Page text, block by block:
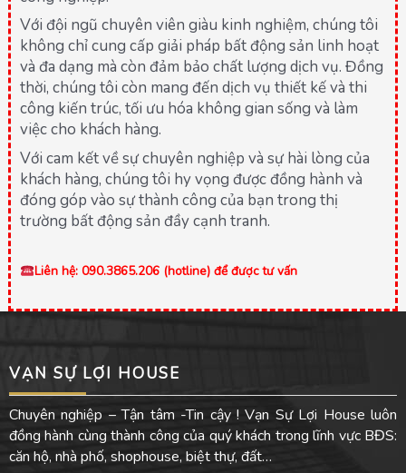
Với đội ngũ chuyên viên giàu kinh nghiệm, chúng tôi
không chỉ cung cấp giải pháp bất động sản linh hoạt
và đa dạng mà còn đảm bảo chất lượng dịch vụ. Đồng
thời, chúng tôi còn mang đến dịch vụ thiết kế và thi
công kiến trúc, tối ưu hóa không gian sống và làm
việc cho khách hàng.
Với cam kết về sự chuyên nghiệp và sự hài lòng của
khách hàng, chúng tôi hy vọng được đồng hành và
đóng góp vào sự thành công của bạn trong thị
trường bất động sản đầy cạnh tranh.
Liên hệ: 090.3865.206 (hotline) để được tư vấn
VẠN SỰ LỢI HOUSE
Chuyên nghiệp – Tận tâm -Tin cậy ! Vạn Sự Lợi House luôn
đồng hành cùng thành công của quý khách trong lĩnh vực BĐS:
căn hộ, nhà phố, shophouse, biệt thự, đất…